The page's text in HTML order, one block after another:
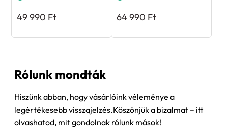
49 990 Ft 64 990 Ft
Rólunk mondták
Hiszünk abban, hogy vásárlóink véleménye a
legértékesebb visszajelzés.Köszönjük a bizalmat – itt
olvashatod, mit gondolnak rólunk mások!